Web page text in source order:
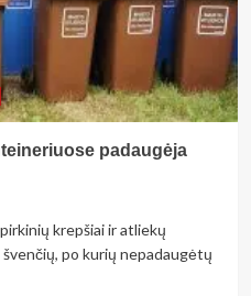
padaugėja
krepšiai ir atliekų
po kurių nepadaugėtų